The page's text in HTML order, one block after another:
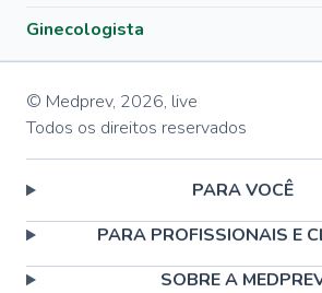
Ginecologista
© Medprev, 2026, live
Todos os direitos reservados
PARA VOCÊ
PARA PROFISSIONAIS E
SOBRE A